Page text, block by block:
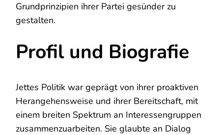
Grundprinzipien ihrer Partei gesünder zu
gestalten.
Profil und Biografie
Jettes Politik war geprägt von ihrer proaktiven
Herangehensweise und ihrer Bereitschaft, mit
einem breiten Spektrum an Interessengruppen
zusammenzuarbeiten. Sie glaubte an Dialog